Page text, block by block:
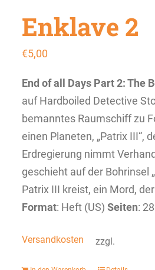
Enklave 2
€5,00
End of all Days Part 2: The
auf Hardboiled Detective
bemanntes Raumschiff zu
einen Planeten, „Patrix III“,
Erdregierung nimmt
geschieht auf der Bohrinsel
Patrix III kreist, ein Mord,
Format: Heft (US) Seiten: 28
zzgl.
Versandkosten